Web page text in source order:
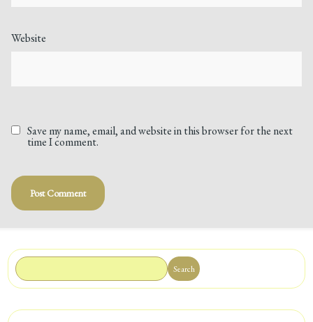
Website
Save my name, email, and website in this browser for the next
time I comment.
Search